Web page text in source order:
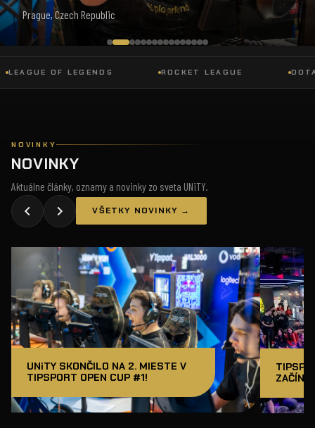
Prague, Czech Republic
OF LEGENDS ROCKET LEAGUE DOTA 2
NOVINKY
NOVINKY
Aktuálne články, oznamy a novinky zo sveta UNiTY.
VŠETKY NOVINKY →
UNiTY SKONČILO NA 2. MIESTE V
TIPSPORT OPEN CUP #1!